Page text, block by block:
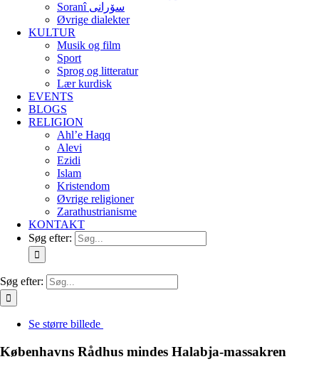
Soranî سۆرانی
Øvrige dialekter
KULTUR
Musik og film
Sport
Sprog og litteratur
Lær kurdisk
EVENTS
BLOGS
RELIGION
Ahl’e Haqq
Alevi
Ezidi
Islam
Kristendom
Øvrige religioner
Zarathustrianisme
KONTAKT
Søg efter:
Søg efter:
Se større billede
Københavns Rådhus mindes Halabja-massakren